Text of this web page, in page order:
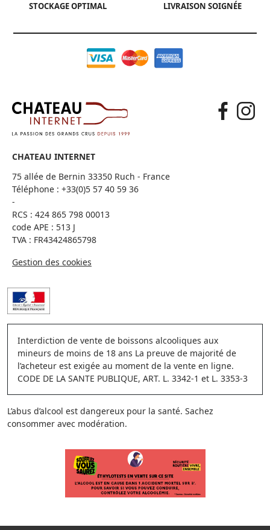
STOCKAGE OPTIMAL LIVRAISON SOIGNÉE
CHATEAU INTERNET
75 allée de Bernin 33350 Ruch - France
Téléphone : +33(0)5 57 40 59 36
-
RCS : 424 865 798 00013
code APE : 513 J
TVA : FR43424865798
Gestion des cookies
Interdiction de vente de boissons alcooliques aux
mineurs de moins de 18 ans La preuve de majorité de
l’acheteur est exigée au moment de la vente en ligne.
CODE DE LA SANTE PUBLIQUE, ART. L. 3342-1 et L. 3353-3
L’abus d’alcool est dangereux pour la santé. Sachez
consommer avec modération.